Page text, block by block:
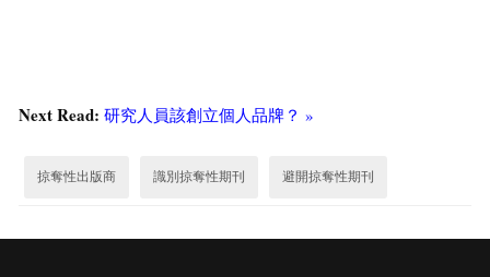
Next Read: 研究人員該創立個人品牌？ »
掠奪性出版商 識別掠奪性期刊 避開掠奪性期刊